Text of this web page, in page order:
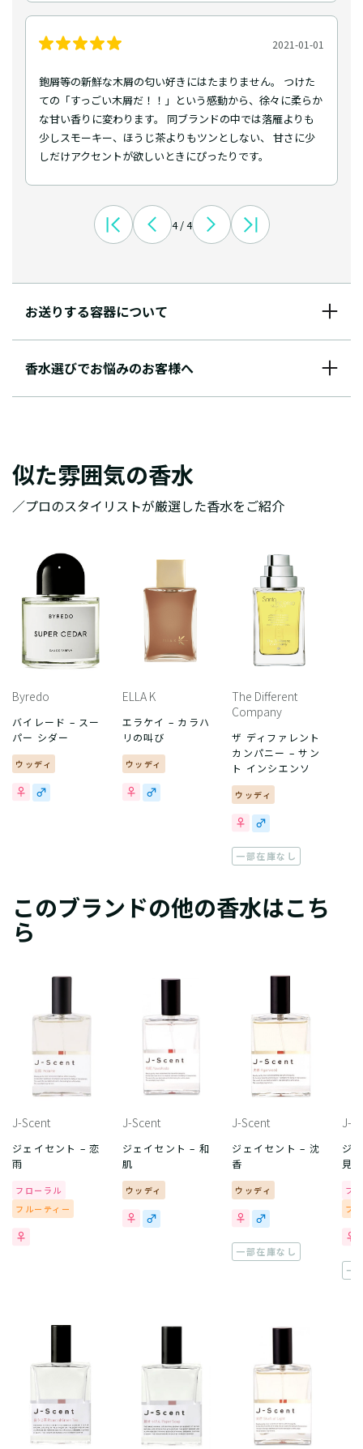
2021-01-01
鉋屑等の新鮮な木屑の匂い好きにはたまりません。 つけた
ての「すっごい木屑だ！！」という感動から、徐々に柔らか
な甘い香りに変わります。 同ブランドの中では落雁よりも
少しスモーキー、ほうじ茶よりもツンとしない、 甘さに少
しだけアクセントが欲しいときにぴったりです。
4 / 4
お送りする容器について
香水選びでお悩みのお客様へ
似た雰囲気の香水
／プロのスタイリストが厳選した香水をご紹介
Byredo
バイレード – スー
パー シダー
ウッディ
ELLA K
エラケイ – カラハ
リの叫び
ウッディ
The Different
Company
ザ ディファレント
カンパニー – サン
ト インシエンソ
ウッディ
一部在庫なし
このブランドの他の香水はこち
ら
J-Scent
ジェイセント – 恋
雨
フローラル
フルーティー
J-Scent
ジェイセント – 和
肌
ウッディ
J-Scent
ジェイセント – 沈
香
ウッディ
一部在庫なし
J-
ジ
見酒
フ
フ
一